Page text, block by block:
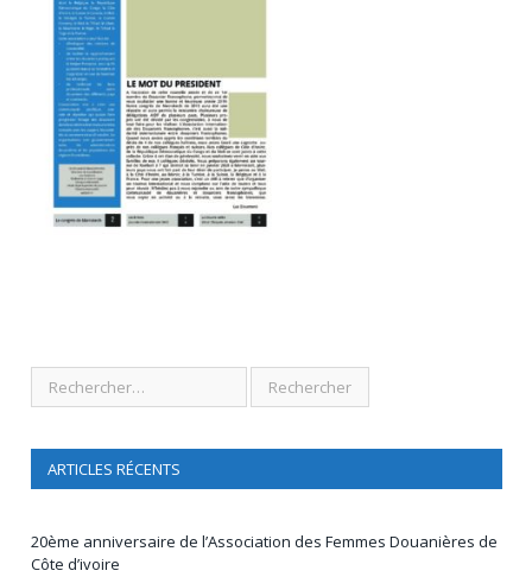
ARTICLES RÉCENTS
20ème anniversaire de l’Association des Femmes Douanières de
Côte d’ivoire